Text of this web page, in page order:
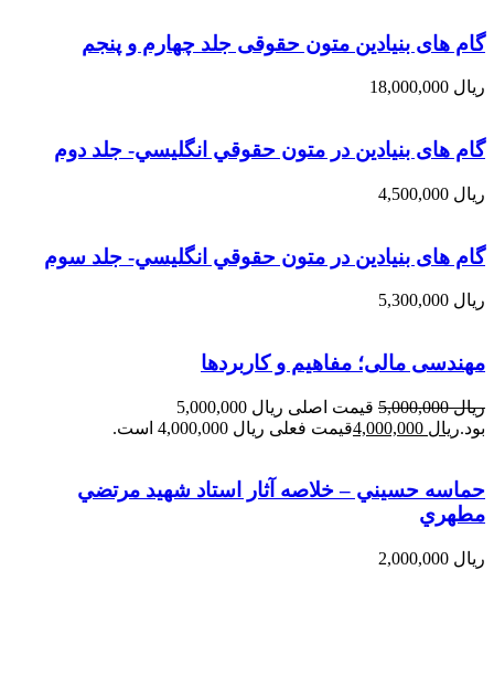
گام های بنیادین متون حقوقی جلد چهارم و پنجم
ریال
گام های بنیادین در متون حقوقي انگليسي- جلد دوم
ریال
گام های بنیادین در متون حقوقي انگليسي- جلد سوم
ریال
مهندسی مالی؛ مفاهیم و کاربردها
ریال5,000,000
قیمت اصلی ریال 5,000,000
بود.ریال قیمت فعلی ریال 4,000,000 است.
حماسه حسيني – خلاصه آثار استاد شهيد مرتضي
مطهري
ریال